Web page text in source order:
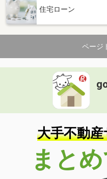
住宅ローン
ページ
大手不動
まと